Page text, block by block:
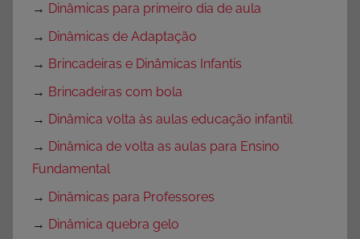
→ Dinâmicas para primeiro dia de aula
→ Dinâmicas de Adaptação
→ Brincadeiras e Dinâmicas Infantis
→ Brincadeiras com bola
→ Dinâmica volta às aulas educação infantil
→ Dinâmica de volta as aulas para Ensino
Fundamental
→ Dinâmicas para Professores
→ Dinâmica quebra gelo